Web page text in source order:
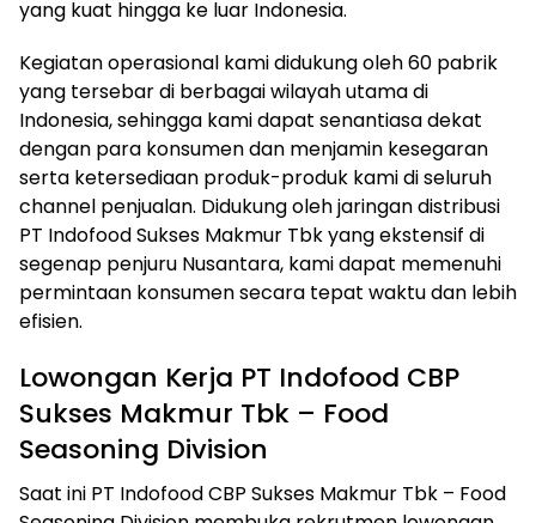
yang kuat hingga ke luar Indonesia.
Kegiatan operasional kami didukung oleh 60 pabrik
yang tersebar di berbagai wilayah utama di
Indonesia, sehingga kami dapat senantiasa dekat
dengan para konsumen dan menjamin kesegaran
serta ketersediaan produk-produk kami di seluruh
channel penjualan. Didukung oleh jaringan distribusi
PT Indofood Sukses Makmur Tbk yang ekstensif di
segenap penjuru Nusantara, kami dapat memenuhi
permintaan konsumen secara tepat waktu dan lebih
efisien.
Lowongan Kerja PT Indofood CBP
Sukses Makmur Tbk – Food
Seasoning Division
Saat ini PT Indofood CBP Sukses Makmur Tbk – Food